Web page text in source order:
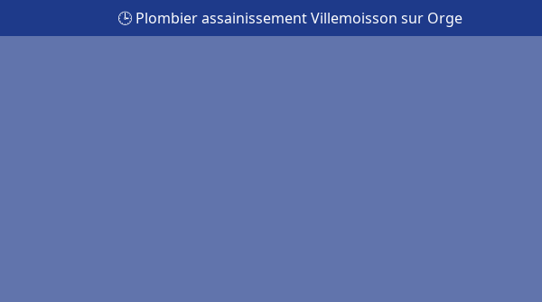
🕒 Plombier assainissement Villemoisson sur Orge